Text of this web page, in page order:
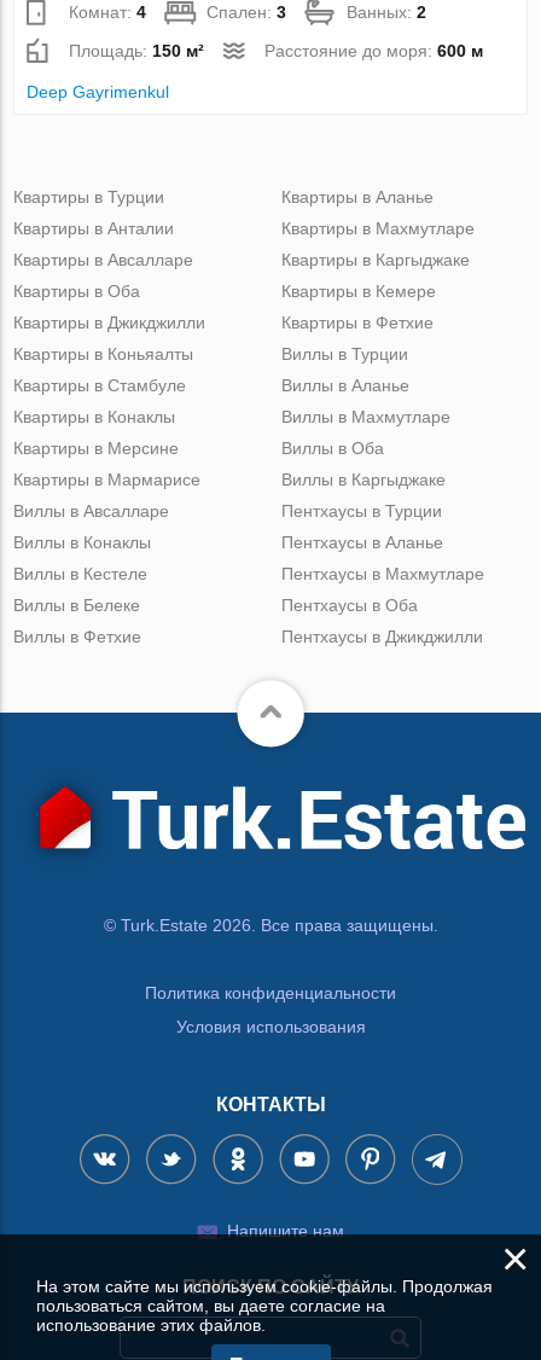
Комнат:4 Спален:3 Ванных:2
Площадь: 150 м² Расстояние до моря:600 м
Deep Gayrimenkul
Квартиры в Турции
Квартиры в Анталии
Квартиры в Авсалларе
Квартиры в Оба
Квартиры в Джикджилли
Квартиры в Аланье
Квартиры в Махмутларе
Квартиры в Каргыджаке
Квартиры в Кемере
Квартиры в Фетхие
Квартиры в Коньяалты
Квартиры в Стамбуле
Квартиры в Конаклы
Квартиры в Мерсине
Квартиры в Мармарисе
Виллы в Турции
Виллы в Аланье
Виллы в Махмутларе
Виллы в Оба
Виллы в Каргыджаке
Виллы в Авсалларе
Виллы в Конаклы
Виллы в Кестеле
Виллы в Белеке
Виллы в Фетхие
Пентхаусы в Турции
Пентхаусы в Аланье
Пентхаусы в Махмутларе
Пентхаусы в Оба
Пентхаусы в Джикджилли
© Turk.Estate 2026. Все права защищены.
Политика конфиденциальности
Условия использования
КОНТАКТЫ
Напишите нам
ПОИСК ПО САЙТУ
×
На этом сайте мы используем cookie-файлы. Продолжая
пользоваться сайтом, вы даете согласие на
использование этих файлов.